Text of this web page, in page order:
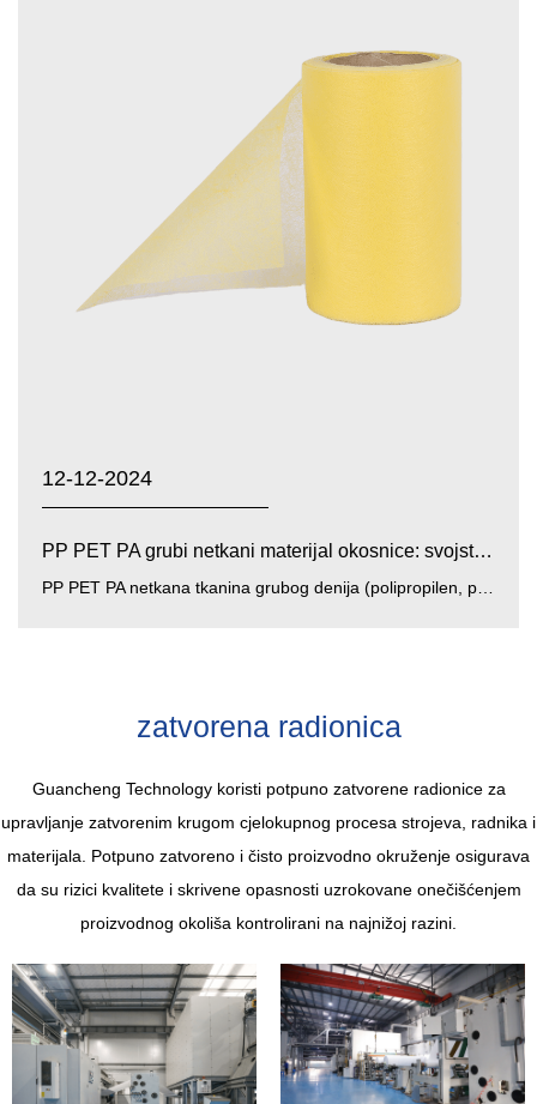
12-12-2024
PP PET PA grubi netkani materijal okosnice: svojstva ma...
zatvorena radionica
Guancheng Technology koristi potpuno zatvorene radionice za
upravljanje zatvorenim krugom cjelokupnog procesa strojeva, radnika i
materijala. Potpuno zatvoreno i čisto proizvodno okruženje osigurava
da su rizici kvalitete i skrivene opasnosti uzrokovane onečišćenjem
proizvodnog okoliša kontrolirani na najnižoj razini.